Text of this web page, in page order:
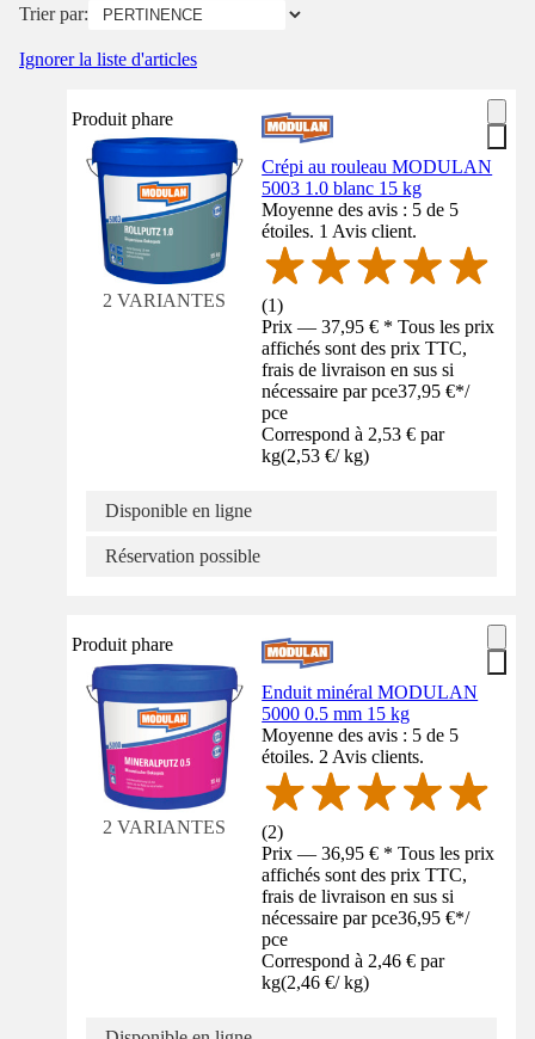
Trier par:
Ignorer la liste d'articles
Produit phare
2 VARIANTES
Crépi au rouleau MODULAN
5003 1.0 blanc 15 kg
Moyenne des avis : 5 de 5
étoiles. 1 Avis client.
(1)
Prix — 37,95 € * Tous les prix
affichés sont des prix TTC,
frais de livraison en sus si
nécessaire par pce37,95 €*/
pce
Correspond à 2,53 € par
kg(2,53 €/ kg)
Disponible en ligne
Réservation possible
Produit phare
2 VARIANTES
Enduit minéral MODULAN
5000 0.5 mm 15 kg
Moyenne des avis : 5 de 5
étoiles. 2 Avis clients.
(2)
Prix — 36,95 € * Tous les prix
affichés sont des prix TTC,
frais de livraison en sus si
nécessaire par pce36,95 €*/
pce
Correspond à 2,46 € par
kg(2,46 €/ kg)